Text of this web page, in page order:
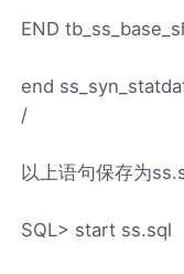
END
end
/
以上语句保存为
SQL> start ss.sql